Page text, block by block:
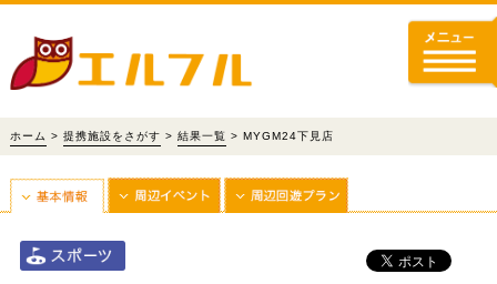
ホーム > 提携施設をさがす > 結果一覧 > MYGM24下見店